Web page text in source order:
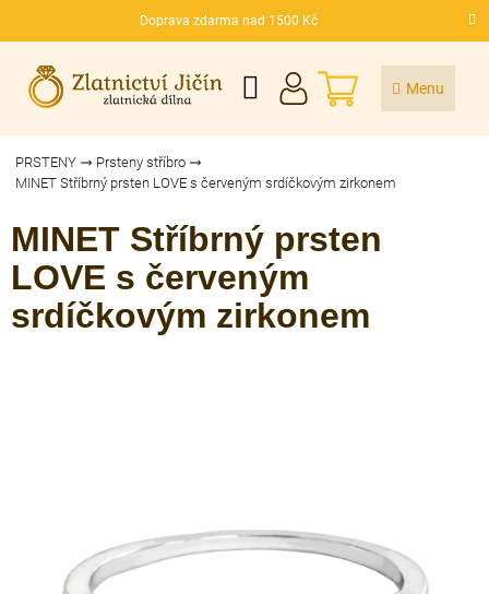
Doprava zdarma nad 1500 Kč
CZK
NÁKUPNÍ
KOŠÍK
PRSTENY
Prsteny stříbro
MINET Stříbrný prsten LOVE s červeným srdíčkovým zirkonem
MINET Stříbrný prsten
LOVE s červeným
srdíčkovým zirkonem